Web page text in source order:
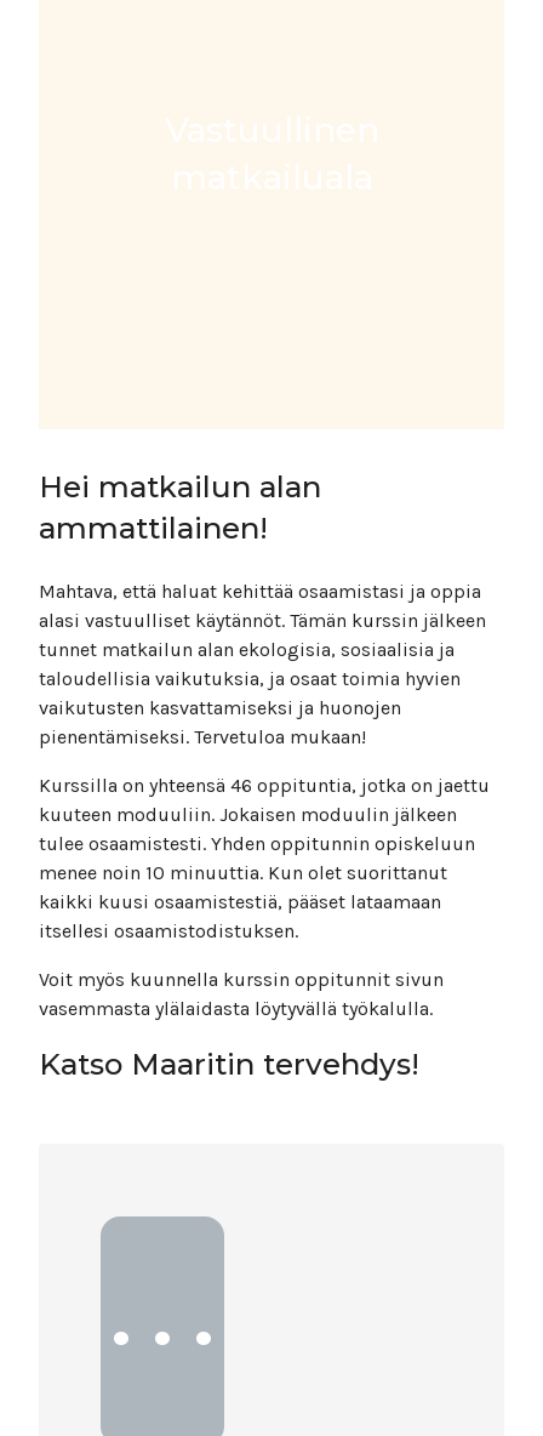
Hei matkailun alan
ammattilainen!
Mahtava, että haluat kehittää osaamistasi ja oppia
alasi vastuulliset käytännöt. Tämän kurssin jälkeen
tunnet matkailun alan ekologisia, sosiaalisia ja
taloudellisia vaikutuksia, ja osaat toimia hyvien
vaikutusten kasvattamiseksi ja huonojen
pienentämiseksi. Tervetuloa mukaan!
Kurssilla on yhteensä 46 oppituntia, jotka on jaettu
kuuteen moduuliin. Jokaisen moduulin jälkeen
tulee osaamistesti. Yhden oppitunnin opiskeluun
menee noin 10 minuuttia. Kun olet suorittanut
kaikki kuusi osaamistestiä, pääset lataamaan
itsellesi osaamistodistuksen.
Voit myös kuunnella kurssin oppitunnit sivun
vasemmasta ylälaidasta löytyvällä työkalulla.
Katso Maaritin tervehdys!